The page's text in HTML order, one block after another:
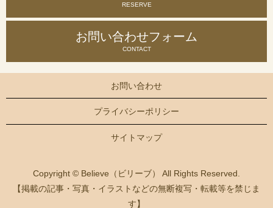
RESERVE
お問い合わせフォーム
CONTACT
お問い合わせ
プライバシーポリシー
サイトマップ
Copyright © Believe（ビリーブ） All Rights Reserved.
【掲載の記事・写真・イラストなどの無断複写・転載等を禁じま
す】